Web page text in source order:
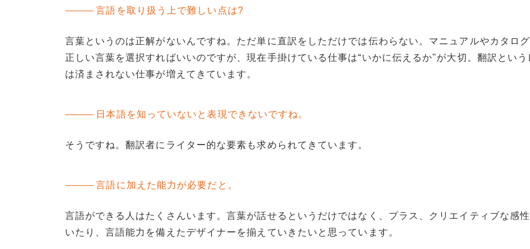
言語を取り扱う上で難しい点は?
言葉というのは正解がないんですね。ただ単に直訳をしただけでは伝わらない。マニュアルやカタロ
正しい言葉を選択すればいいのですが、現在手掛けている仕事は“いかに伝えるか"が大切。翻訳とい
は済まされない仕事が増えてきています。
日本語を知っていないと表現できないですね。
そうですね。翻訳者にライター的な要素も求められてきています。
言語に加えた能力が必要だと。
言語ができる人はたくさんいます。言葉が話せるというだけではなく、プラス、クリエイティブな感
いたり、言語能力を備えたデザイナーを揃えていきたいと思っています。